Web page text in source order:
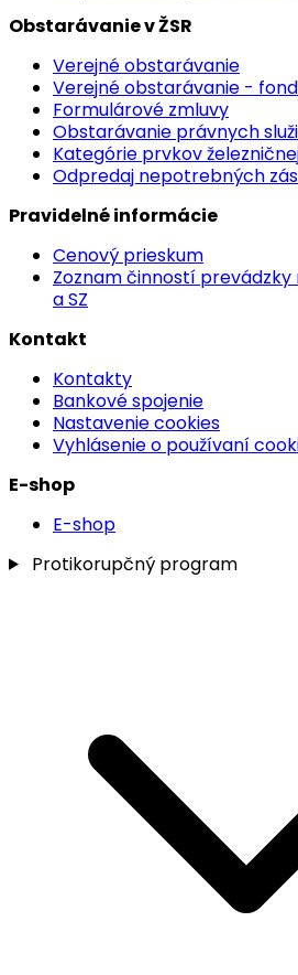
Obstarávanie v ŽSR
Verejné obstarávanie
Verejné obstarávanie -
Formulárové zmluvy
Obstarávanie právnych
Kategórie prvkov
Odpredaj nepotrebných
Pravidelné informácie
Cenový prieskum
Zoznam činností prevádzky
a SZ
Kontakt
Kontakty
Bankové spojenie
Nastavenie cookies
Vyhlásenie o používaní
E-shop
E-shop
Protikorupčný program